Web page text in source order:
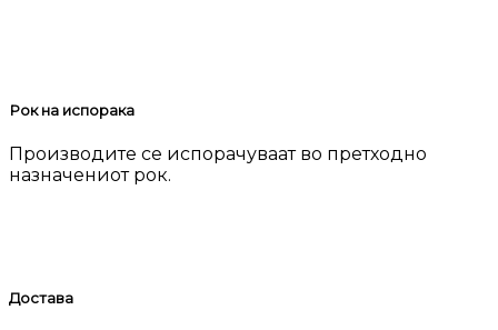
Рок на испорака
Производите се испорачуваат во претходно
назначениот рок.
Достава